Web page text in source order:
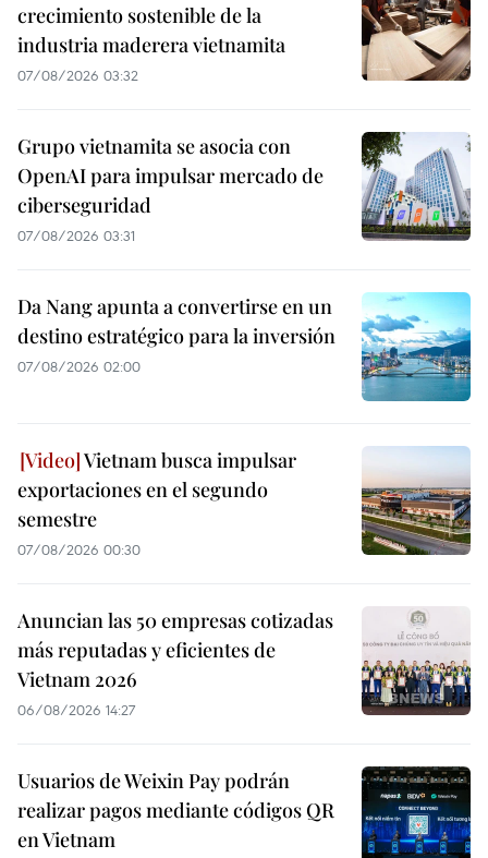
crecimiento sostenible de la
industria maderera vietnamita
07/08/2026 03:32
Grupo vietnamita se asocia con
OpenAI para impulsar mercado de
ciberseguridad
07/08/2026 03:31
Da Nang apunta a convertirse en un
destino estratégico para la inversión
07/08/2026 02:00
Vietnam busca impulsar
exportaciones en el segundo
semestre
07/08/2026 00:30
Anuncian las 50 empresas cotizadas
más reputadas y eficientes de
Vietnam 2026
06/08/2026 14:27
Usuarios de Weixin Pay podrán
realizar pagos mediante códigos QR
en Vietnam